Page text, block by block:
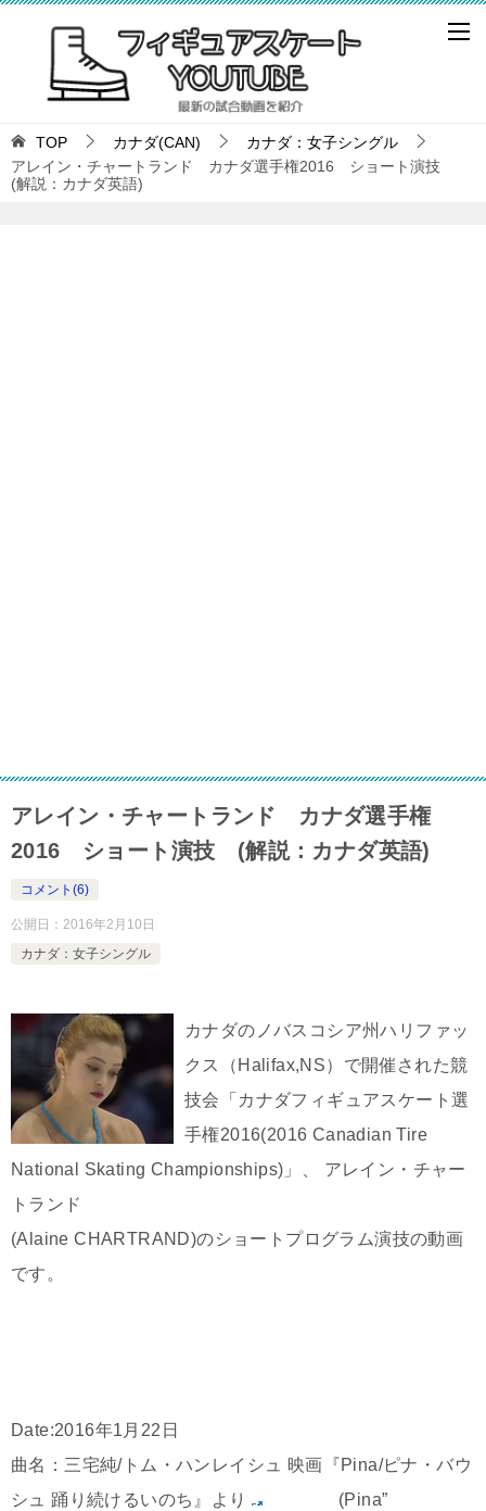
TOP カナダ(CAN)
カナダ：女子シングル
アレイン・チャートランド カナダ選手権2016 ショート演技
(解説：カナダ英語)
アレイン・チャートランド カナダ選手権
2016 ショート演技 (解説：カナダ英語)
コメント(6)
公開日： 2016年2月10日
カナダ：女子シングル
カナダのノバスコシア州ハリファッ
クス（Halifax,NS）で開催された競
技会「カナダフィギュアスケート選
手権2016(2016 Canadian Tire
National Skating Championships)」、 アレイン・チャー
トランド
(Alaine CHARTRAND)のショートプログラム演技の動画
です。
Date:2016年1月22日
曲名：三宅純/トム・ハンレイシュ 映画『Pina/ピナ・バウ
シュ 踊り続けるいのち』より
(Pina”